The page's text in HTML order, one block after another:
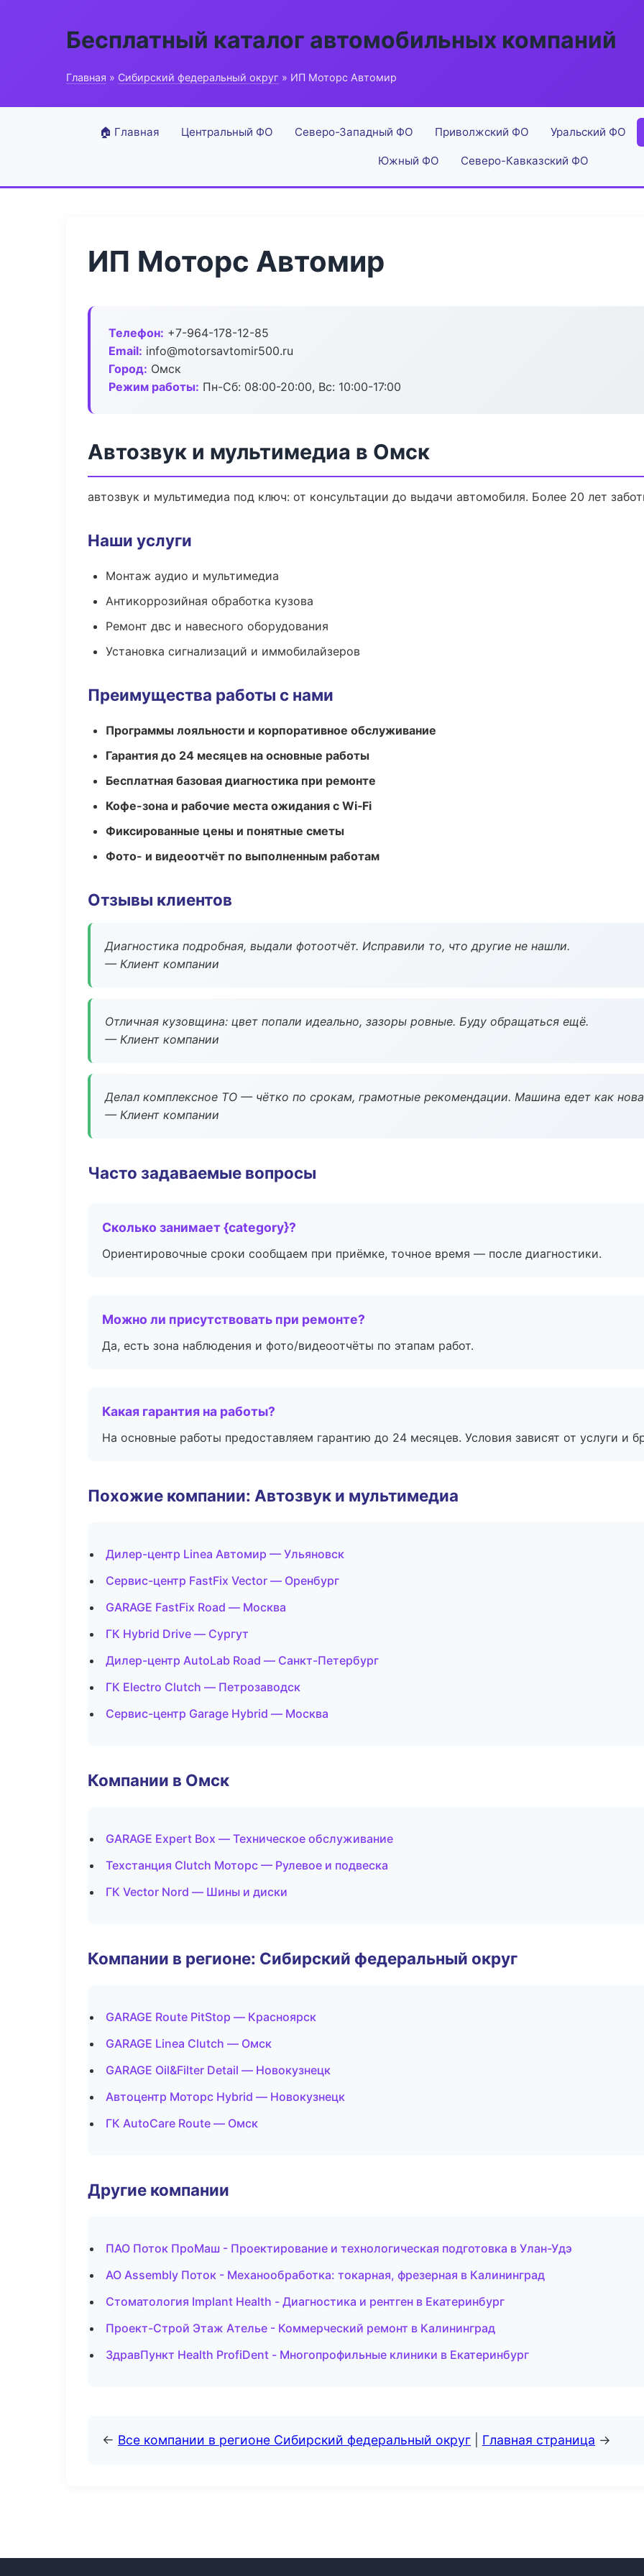
Бесплатный каталог автомобильных компаний
Главная » Сибирский федеральный округ » ИП Моторс Автомир
🏠 Главная Центральный ФО Северо-Западный ФО Приволжский ФО Уральский ФО
Южный ФО Северо-Кавказский ФО
ИП Моторс Автомир
Телефон: +7-964-178-12-85
Email: info@motorsavtomir500.ru
Город: Омск
Режим работы: Пн-Сб: 08:00-20:00, Вс: 10:00-17:00
Автозвук и мультимедиа в Омск
автозвук и мультимедиа под ключ: от консультации до выдачи автомобиля. Более 20 лет
Наши услуги
Монтаж аудио и мультимедиа
Антикоррозийная обработка кузова
Ремонт двс и навесного оборудования
Установка сигнализаций и иммобилайзеров
Преимущества работы с нами
Программы лояльности и корпоративное обслуживание
Гарантия до 24 месяцев на основные работы
Бесплатная базовая диагностика при ремонте
Кофе-зона и рабочие места ожидания с Wi‑Fi
Фиксированные цены и понятные сметы
Фото- и видеоотчёт по выполненным работам
Отзывы клиентов
Диагностика подробная, выдали фотоотчёт. Исправили то, что другие не нашли.
— Клиент компании
Отличная кузовщина: цвет попали идеально, зазоры ровные. Буду обращаться ещё.
— Клиент компании
Делал комплексное ТО — чётко по срокам, грамотные рекомендации. Машина едет как
— Клиент компании
Часто задаваемые вопросы
Сколько занимает {category}?
Ориентировочные сроки сообщаем при приёмке, точное время — после диагностики.
Можно ли присутствовать при ремонте?
Да, есть зона наблюдения и фото/видеоотчёты по этапам работ.
Какая гарантия на работы?
На основные работы предоставляем гарантию до 24 месяцев. Условия зависят от услуги и
Похожие компании: Автозвук и мультимедиа
Дилер-центр Linea Автомир — Ульяновск
Сервис-центр FastFix Vector — Оренбург
GARAGE FastFix Road — Москва
ГК Hybrid Drive — Сургут
Дилер-центр AutoLab Road — Санкт-Петербург
ГК Electro Clutch — Петрозаводск
Сервис-центр Garage Hybrid — Москва
Компании в Омск
GARAGE Expert Box — Техническое обслуживание
Техстанция Clutch Моторс — Рулевое и подвеска
ГК Vector Nord — Шины и диски
Компании в регионе: Сибирский федеральный округ
GARAGE Route PitStop — Красноярск
GARAGE Linea Clutch — Омск
GARAGE Oil&Filter Detail — Новокузнецк
Автоцентр Моторс Hybrid — Новокузнецк
ГК AutoCare Route — Омск
Другие компании
ПАО Поток ПроМаш - Проектирование и технологическая подготовка в Улан-Удэ
АО Assembly Поток - Механообработка: токарная, фрезерная в Калининград
Стоматология Implant Health - Диагностика и рентген в Екатеринбург
Проект-Строй Этаж Ателье - Коммерческий ремонт в Калининград
ЗдравПункт Health ProfiDent - Многопрофильные клиники в Екатеринбург
← Все компании в регионе Сибирский федеральный округ Главная страница →